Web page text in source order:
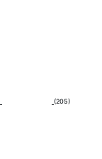
(205)